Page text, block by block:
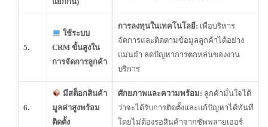
5.
ใช้ระบบ
CRM ขั้นสูงใน
การจัดการลูกค้า
การลงทุนในเทคโนโลยี: เพื่อบริหาร
จัดการและติดตามข้อมูลลูกค้าได้อย่าง
แม่นยำ ลดปัญหาการตกหล่นของงาน
บริการ
6.
มีสต็อกสินค้า
มูลค่าสูงพร้อม
ติดตั้ง
ศักยภาพและความพร้อม: ลูกค้ามั่นใจได้
ว่าจะได้รับการติดตั้งและแก้ปัญหาได้ทันที
โดยไม่ต้องรอสินค้าจากซัพพลายเออร์